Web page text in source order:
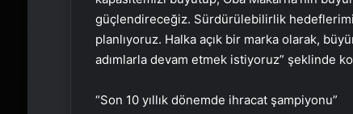
güçlendireceğiz. Sürdürülebilirlik
planlıyoruz. Halka açık bir marka olarak,
adımlarla devam etmek istiyoruz” şeklinde
“Son 10 yıllık dönemde ihracat şampiyonu”